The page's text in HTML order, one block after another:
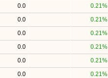
0.21%
0.0
0.21%
0.0
0.21%
0.0
0.21%
0.0
0.21%
0.0
0.21%
0.0